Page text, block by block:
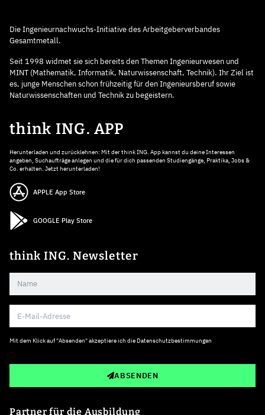
Die Ingenieurnachwuchs-Initiative des Arbeitgeberverbandes
Gesamtmetall.
Seit 1998 widmet sie sich bereits den Themen Ingenieurwesen und
MINT (Mathematik, Informatik, Naturwissenschaft, Technik). Ihr Ziel ist
es, junge Menschen schon frühzeitig für den Ingenieursberuf sowie
Naturwissenschaften und Technik zu begeistern.
think ING. APP
Herunterladen und zurücklehnen: Mit der think ING. App kannst du deine Interessen
angeben, Suchaufträge anlegen und die für dich passenden Studiengänge, Praktika, Jobs &
Co. erhalten. Jetzt herunterladen!
APPLE App Store
GOOGLE Play Store
think ING. Newsletter
Mit dem Klick auf "Absenden" akzeptiere ich die Datenschutzbestimmungen
ABSENDEN
Partner für die Ausbildung